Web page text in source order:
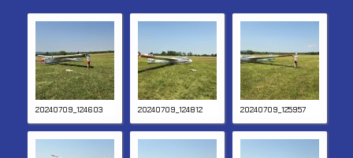
20240709_124603 20240709_124812 20240709_125957